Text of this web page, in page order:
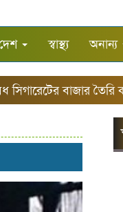
স্বাস্থ্য অনান্য
বাজার তৈরি